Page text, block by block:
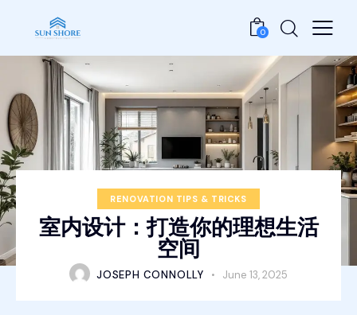
0
RENOVATION TIPS & TRICKS
室内设计：打造你的理想生活
空间
JOSEPH CONNOLLY June 13, 2025